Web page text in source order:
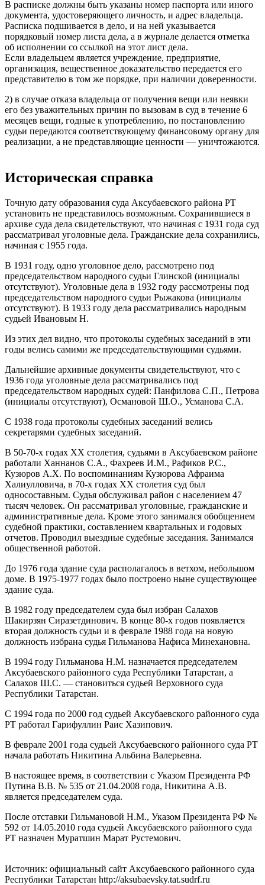
В расписке должны быть указаны номер паспорта или иного
документа, удостоверяющего личность, и адрес владельца.
Расписка подшивается в дело, и на ней указывается
порядковый номер листа дела, а в журнале делается отметка
об исполнении со ссылкой на этот лист дела.
Если владельцем является учреждение, предприятие,
организация, вещественное доказательство передается его
представителю в том же порядке, при наличии доверенности.
2) в случае отказа владельца от получения вещи или неявки
его без уважительных причин по вызовам в суд в течение 6
месяцев вещи, годные к употреблению, по постановлению
судьи передаются соответствующему финансовому органу для
реализации, а не представляющие ценности — уничтожаются.
Историческая справка
Точную дату образования суда Аксубаевского района РТ
установить не представилось возможным. Сохранившиеся в
архиве суда дела свидетельствуют, что начиная с 1931 года суд
рассматривал уголовные дела. Гражданские дела сохранились,
начиная с 1955 года.
В 1931 году, одно уголовное дело, рассмотрено под
председательством народного судьи Глинской (инициалы
отсутствуют). Уголовные дела в 1932 году рассмотрены под
председательством народного судьи Рыжакова (инициалы
отсутствуют). В 1933 году дела рассматривались народным
судьей Ивановым Н.
Из этих дел видно, что протоколы судебных заседаний в эти
годы велись самими же председательствующими судьями.
Дальнейшие архивные документы свидетельствуют, что с
1936 года уголовные дела рассматривались под
председательством народных судей: Панфилова С.П., Петрова
(инициалы отсутствуют), Османовой Ш.О., Усманова С.А.
С 1938 года протоколы судебных заседаний велись
секретарями судебных заседаний.
В 50-70-х годах ХХ столетия, судьями в Аксубаевском районе
работали Ханнанов С.А., Фахреев И.М., Рафиков Р.С.,
Кузюров А.Х. По воспоминаниям Кузюрова Афраима
Халиулловича, в 70-х годах ХХ столетия суд был
односоставным. Судья обслуживал район с населением 47
тысяч человек. Он рассматривал уголовные, гражданские и
административные дела. Кроме этого занимался обобщением
судебной практики, составлением квартальных и годовых
отчетов. Проводил выездные судебные заседания. Занимался
общественной работой.
До 1976 года здание суда располагалось в ветхом, небольшом
доме. В 1975-1977 годах было построено ныне существующее
здание суда.
В 1982 году председателем суда был избран Салахов
Шакирзян Сиразетдинович. В конце 80-х годов появляется
вторая должность судьи и в феврале 1988 года на новую
должность избрана судья Гильманова Нафиса Минехановна.
В 1994 году Гильманова Н.М. назначается председателем
Аксубаевского районного суда Республики Татарстан, а
Салахов Ш.С. — становиться судьей Верховного суда
Республики Татарстан.
С 1994 года по 2000 год судьей Аксубаевского районного суда
РТ работал Гарифуллин Раис Хазипович.
В феврале 2001 года судьей Аксубаевского районного суда РТ
начала работать Никитина Альбина Валерьевна.
В настоящее время, в соответствии с Указом Президента РФ
Путина В.В. № 535 от 21.04.2008 года, Никитина А.В.
является председателем суда.
После отставки Гильмановой Н.М., Указом Президента РФ №
592 от 14.05.2010 года судьей Аксубаевского районного суда
РТ назначен Муратшин Марат Рустемович.
Источник: официальный сайт Аксубаевского районного суда
Республики Татарстан http://aksubaevsky.tat.sudrf.ru